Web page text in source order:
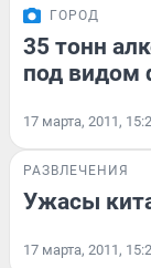
ГОРОД
35 тонн
под видом
17 марта, 2011,
РАЗВЛЕЧЕНИЯ
Ужасы
17 марта, 2011,